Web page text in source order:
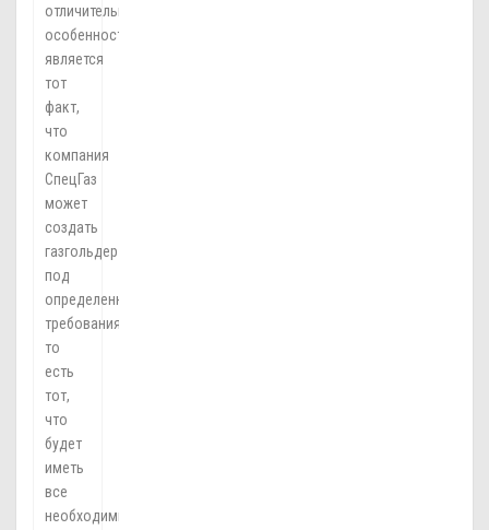
отличительной
особенностью
является
тот
факт,
что
компания
СпецГаз
может
создать
газгольдер
под
определенные
требования,
то
есть
тот,
что
будет
иметь
все
необходимые